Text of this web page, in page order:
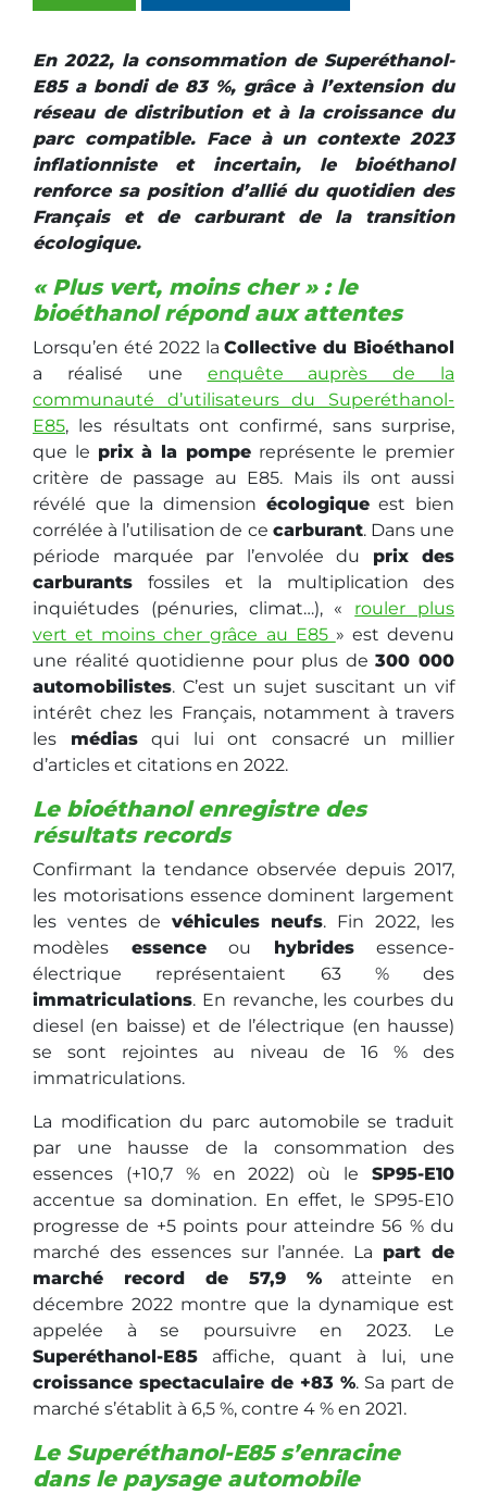
En 2022, la consommation de Superéthanol-
E85 a bondi de 83 %, grâce à l’extension du
réseau de distribution et à la croissance du
parc compatible. Face à un contexte 2023
inflationniste et incertain, le bioéthanol
renforce sa position d’allié du quotidien des
Français et de carburant de la transition
écologique.
« Plus vert, moins cher » : le
bioéthanol répond aux attentes
Lorsqu’en été 2022 laCollective du Bioéthanol
a réalisé une enquête auprès de la
communauté d’utilisateurs du Superéthanol-
E85, les résultats ont confirmé, sans surprise,
que le prix à la pompereprésente le premier
critère de passage au E85. Mais ils ont aussi
révélé que la dimension écologiqueest bien
corrélée à l’utilisation de ce carburant. Dans une
période marquée par l’envolée du prix des
carburantsfossiles et la multiplication des
inquiétudes (pénuries, climat…), « rouler plus
vert et moins cher grâce au E85 » est devenu
une réalité quotidienne pour plus de300 000
automobilistes. C’est un sujet suscitant un vif
intérêt chez les Français, notamment à travers
les médiasqui lui ont consacré un millier
d’articles et citations en 2022.
Le bioéthanol enregistre des
résultats records
Confirmant la tendance observée depuis 2017,
les motorisations essence dominent largement
les ventes de véhicules neufs. Fin 2022, les
modèles essenceou hybridesessence-
électrique représentaient 63 % des
immatriculations. En revanche, les courbes du
diesel (en baisse) et de l’électrique (en hausse)
se sont rejointes au niveau de 16 % des
immatriculations.
La modification du parc automobile se traduit
par une hausse de la consommation des
essences (+10,7 % en 2022) où le SP95-E10
accentue sa domination. En effet, le SP95-E10
progresse de +5 points pour atteindre 56 % du
marché des essences sur l’année. La part de
marché record de 57,9 % atteinte en
décembre 2022 montre que la dynamique est
appelée à se poursuivre en 2023. Le
Superéthanol-E85 affiche, quant à lui, une
croissance spectaculaire de +83 %. Sa part de
marché s’établit à 6,5 %, contre 4 % en 2021.
Le Superéthanol-E85 s’enracine
dans le paysage automobile